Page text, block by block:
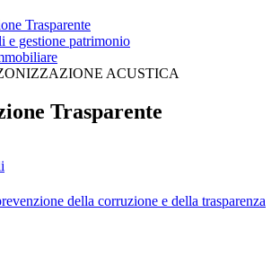
Trasparente
e gestione patrimonio
ACUSTICA
Trasparente
della corruzione e della trasparenza